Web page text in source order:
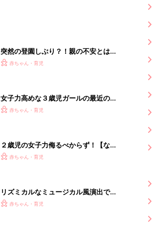
突然の登園しぶり？！親の不安とは真
逆の理由だった！【なかよし兄妹日記
赤ちゃん・育児
女子力高めな３歳児ガールの最近の意
外なブームとは？！【なかよし兄妹日
赤ちゃん・育児
２歳児の女子力侮るべからず！【なか
よし兄妹日記#15】
赤ちゃん・育児
リズミカルなミュージカル風演出でイ
ヤイヤ回避？！【なかよし兄妹日記
赤ちゃん・育児